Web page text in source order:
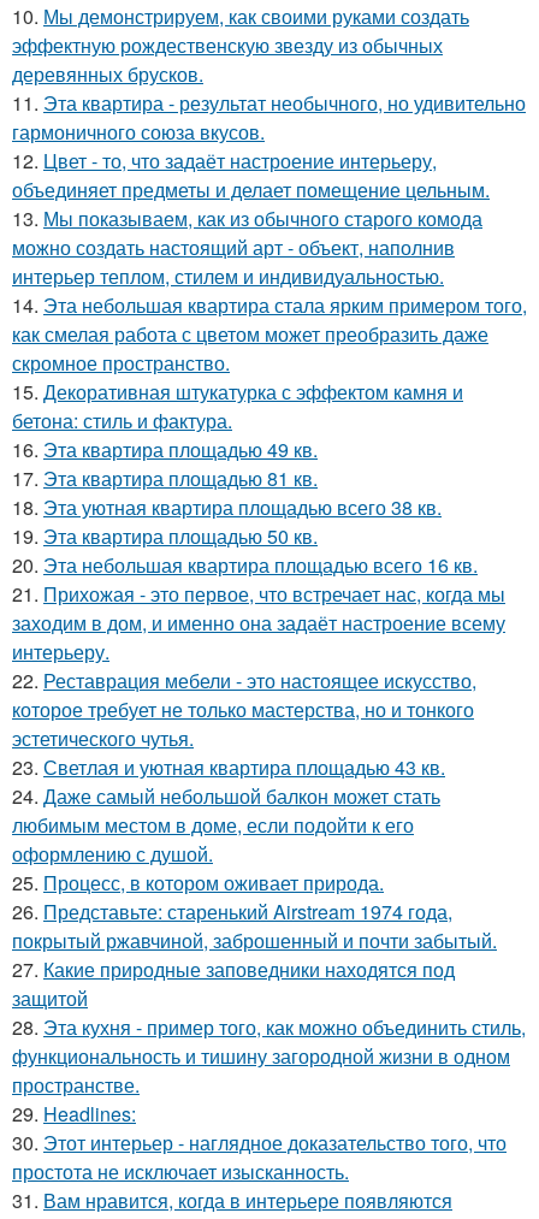
10. Мы демонстрируем, как своими руками создать
эффектную рождественскую звезду из обычных
деревянных брусков.
11. Эта квартира - результат необычного, но удивительно
гармоничного союза вкусов.
12. Цвет - то, что задаёт настроение интерьеру,
объединяет предметы и делает помещение цельным.
13. Мы показываем, как из обычного старого комода
можно создать настоящий арт - объект, наполнив
интерьер теплом, стилем и индивидуальностью.
14. Эта небольшая квартира стала ярким примером того,
как смелая работа с цветом может преобразить даже
скромное пространство.
15. Декоративная штукатурка с эффектом камня и
бетона: стиль и фактура.
16. Эта квартира площадью 49 кв.
17. Эта квартира площадью 81 кв.
18. Эта уютная квартира площадью всего 38 кв.
19. Эта квартира площадью 50 кв.
20. Эта небольшая квартира площадью всего 16 кв.
21. Прихожая - это первое, что встречает нас, когда мы
заходим в дом, и именно она задаёт настроение всему
интерьеру.
22. Реставрация мебели - это настоящее искусство,
которое требует не только мастерства, но и тонкого
эстетического чутья.
23. Светлая и уютная квартира площадью 43 кв.
24. Даже самый небольшой балкон может стать
любимым местом в доме, если подойти к его
оформлению с душой.
25. Процесс, в котором оживает природа.
26. Представьте: старенький Airstream 1974 года,
покрытый ржавчиной, заброшенный и почти забытый.
27. Какие природные заповедники находятся под
защитой
28. Эта кухня - пример того, как можно объединить стиль,
функциональность и тишину загородной жизни в одном
пространстве.
29. Headlines:
30. Этот интерьер - наглядное доказательство того, что
простота не исключает изысканность.
31. Вам нравится, когда в интерьере появляются